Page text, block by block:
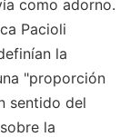
como adorno.
Pacioli
la
"proporción
sentido del
la